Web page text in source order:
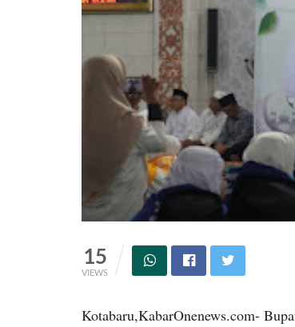
15
VIEWS
Kotabaru,KabarOnenews.com-